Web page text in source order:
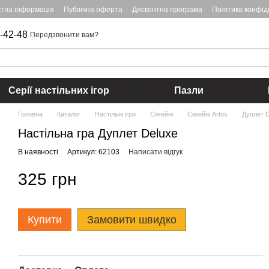
інформація Публічна оферта Дисконтна програма Політика
42-48 Передзвонити вам?
Серії настільних ігор Пазли
Головна Каталог Настільні ігри Cімейні Cімейні Artos Дуплет
Настільна гра Дуплет Deluxe
В наявності Артикул: 62103 Написати відгук
325 грн
Купити Замовити швидко